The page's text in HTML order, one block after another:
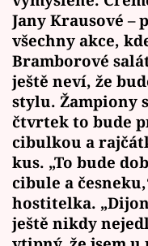
Jany Krausové –
všechny akce,
Bramborové
ještě neví, že
stylu. Žampiony
čtvrtek to bude
cibulkou a
kus. „To bude
cibule a
hostitelka.
ještě nikdy